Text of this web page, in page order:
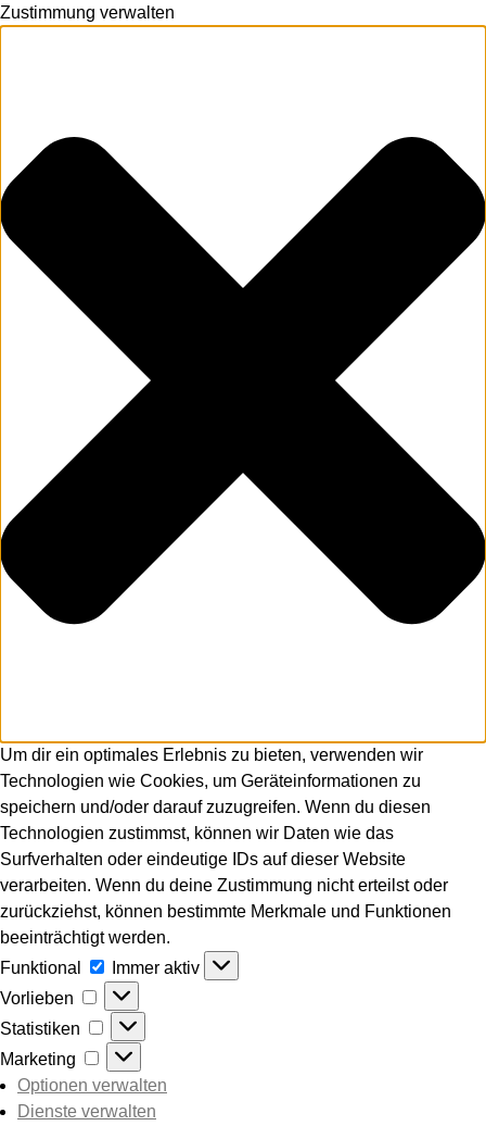
Zustimmung verwalten
Um dir ein optimales Erlebnis zu bieten, verwenden wir
Technologien wie Cookies, um Geräteinformationen zu
speichern und/oder darauf zuzugreifen. Wenn du diesen
Technologien zustimmst, können wir Daten wie das
Surfverhalten oder eindeutige IDs auf dieser Website
verarbeiten. Wenn du deine Zustimmung nicht erteilst oder
zurückziehst, können bestimmte Merkmale und Funktionen
beeinträchtigt werden.
Funktional
Funktional
Immer aktiv
Vorlieben
Vorlieben
Statistiken
Statistiken
Marketing
Marketing
Optionen verwalten
Dienste verwalten